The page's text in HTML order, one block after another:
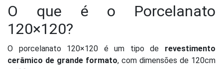
O que é o Porcelanato
120×120?
O porcelanato 120×120 é um tipo de revestimento
cerâmico de grande formato, com dimensões de 120cm